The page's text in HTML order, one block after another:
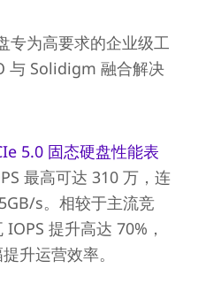
专为高要求的企业级工
与 Solidigm 融合解决
5.0 固态硬盘性能表
最高可达 310 万，连
s。相较于主流竞
提升高达 70%，
升运营效率。